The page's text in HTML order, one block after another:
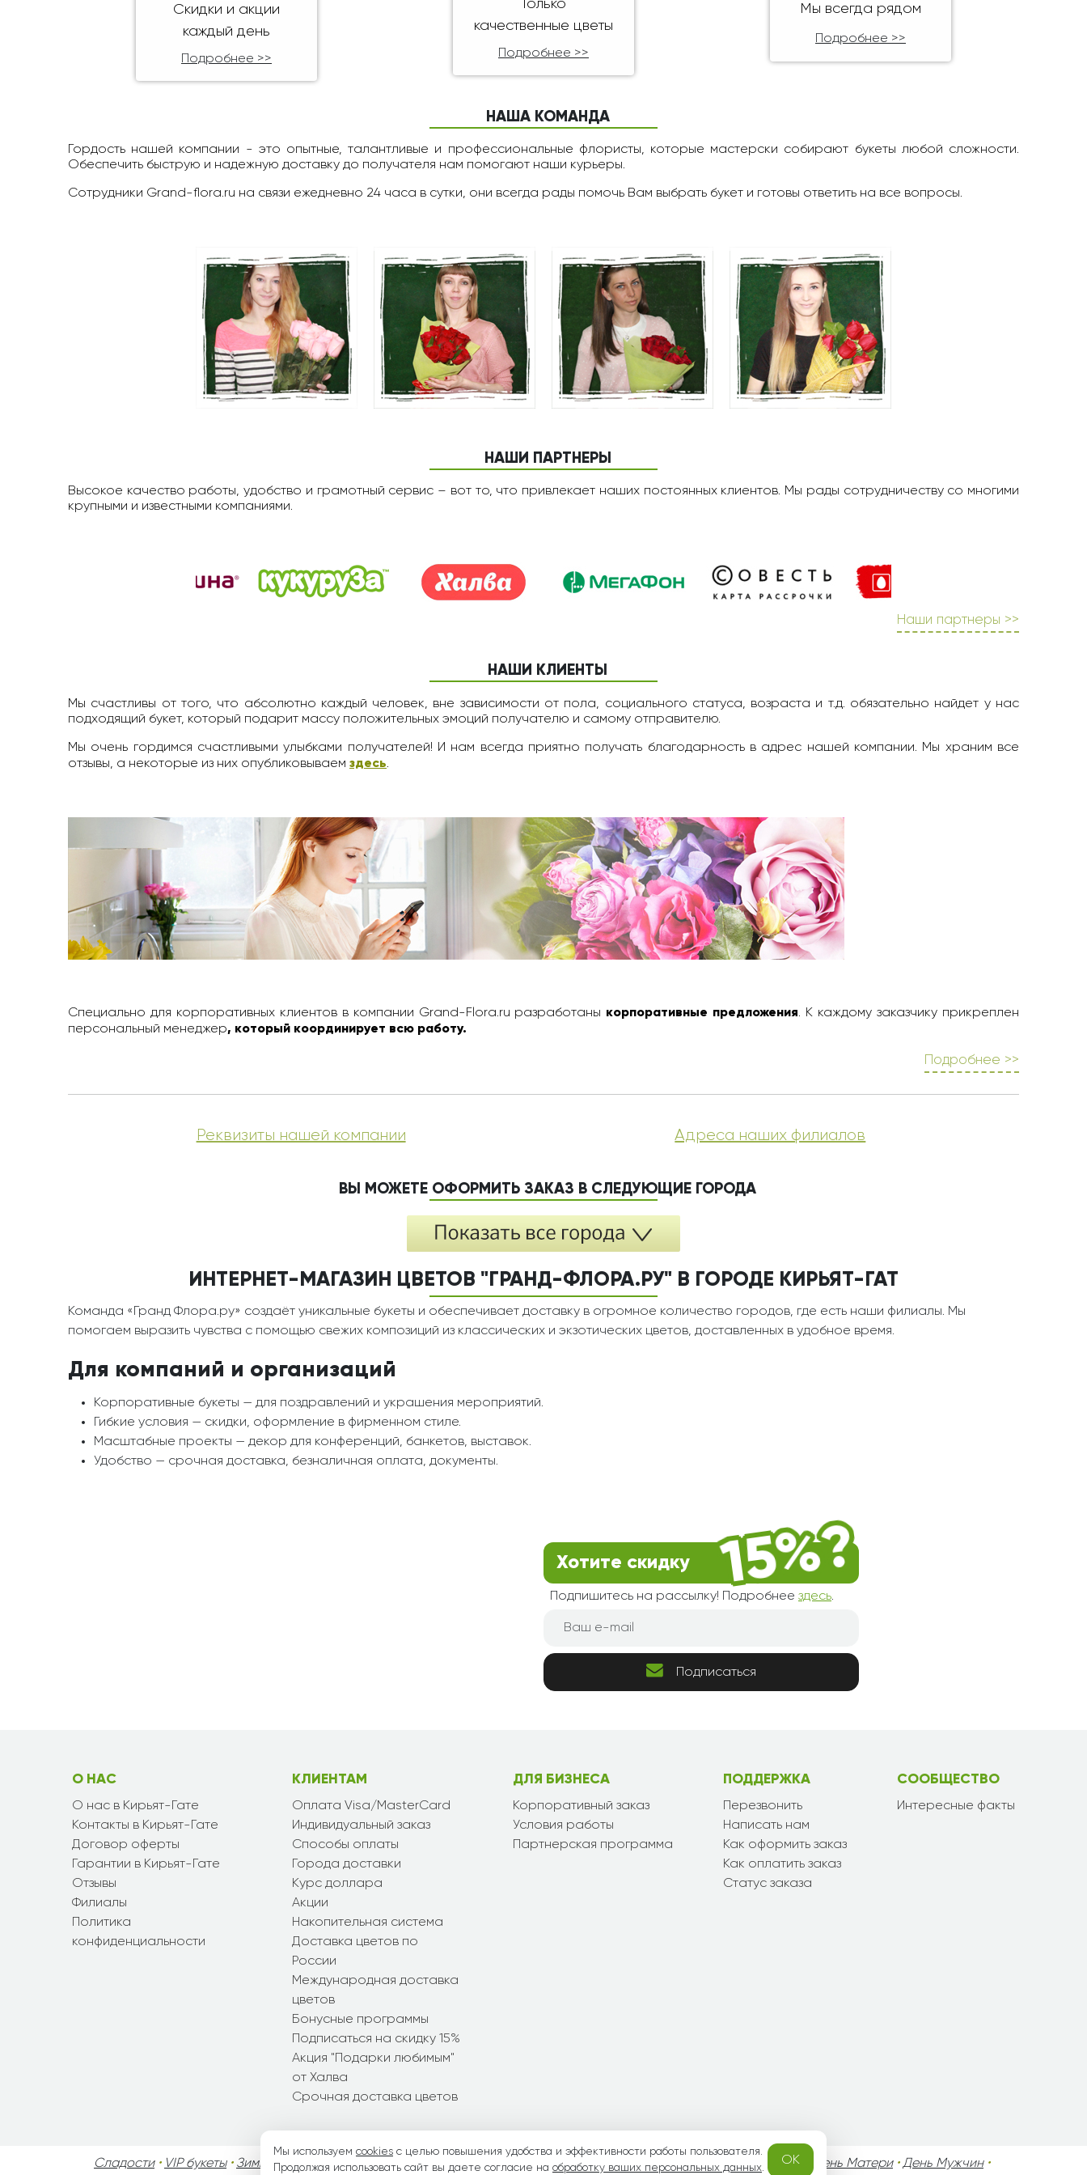
Скидки и акции
каждый день
Подробнее >>
Только
качественные цветы
Подробнее >>
Мы всегда рядом
Подробнее >>
НАША КОМАНДА
Гордость нашей компании - это опытные, талантливые и профессиональные флористы, которые мастерски собирают букеты любой сложности.
Обеспечить быструю и надежную доставку до получателя нам помогают наши курьеры.
Сотрудники Grand-flora.ru на связи ежедневно 24 чаcа в сутки, они всегда рады помочь Вам выбрать букет и готовы ответить на все вопросы.
НАШИ ПАРТНЕРЫ
Высокое качество работы, удобство и грамотный сервис – вот то, что привлекает наших постоянных клиентов. Мы рады сотрудничеству со многими
крупными и известными компаниями.
Наши партнеры >>
НАШИ КЛИЕНТЫ
Мы счастливы от того, что абсолютно каждый человек, вне зависимости от пола, социального статуса, возраста и т.д. обязательно найдет у нас
подходящий букет, который подарит массу положительных эмоций получателю и самому отправителю.
Мы очень гордимся счастливыми улыбками получателей! И нам всегда приятно получать благодарность в адрес нашей компании. Мы храним все
отзывы, а некоторые из них опубликовываем здесь.
Специально для корпоративных клиентов в компании Grand-Flora.ru разработаны корпоративные предложения. К каждому заказчику прикреплен
персональный менеджер, который координирует всю работу.
Подробнее >>
Реквизиты нашей компании Адреса наших филиалов
ВЫ МОЖЕТЕ ОФОРМИТЬ ЗАКАЗ В СЛЕДУЮЩИЕ ГОРОДА
ИНТЕРНЕТ-МАГАЗИН ЦВЕТОВ "ГРАНД-ФЛОРА.РУ" В ГОРОДЕ КИРЬЯТ-ГАТ
Команда «Гранд Флора.ру» создаёт уникальные букеты и обеспечивает доставку в огромное количество городов, где есть наши филиалы. Мы
помогаем выразить чувства с помощью свежих композиций из классических и экзотических цветов, доставленных в удобное время.
Для компаний и организаций
Корпоративные букеты — для поздравлений и украшения мероприятий.
Гибкие условия — скидки, оформление в фирменном стиле.
Масштабные проекты — декор для конференций, банкетов, выставок.
Удобство — срочная доставка, безналичная оплата, документы.
Хотите скидку
Подпишитесь на рассылку! Подробнее здесь.
Подписаться
О НАС
О нас в Кирьят-Гате
Контакты в Кирьят-Гате
Договор оферты
Гарантии в Кирьят-Гате
Отзывы
Филиалы
Политика
конфиденциальности
КЛИЕНТАМ
Оплата Visa/MasterCard
Индивидуальный заказ
Способы оплаты
Города доставки
Курс доллара
Акции
Накопительная система
Доставка цветов по
России
Международная доставка
цветов
Бонусные программы
Подписаться на скидку 15%
Акция "Подарки любимым"
от Халва
Срочная доставка цветов
ДЛЯ БИЗНЕСА
Корпоративный заказ
Условия работы
Партнерская программа
ПОДДЕРЖКА
Перезвонить
Написать нам
Как оформить заказ
Как оплатить заказ
Статус заказа
СООБЩЕСТВО
Интересные факты
Сладости• VIP букеты• Зимние букеты• Осенние букеты • Летние букеты• Весенние букеты •День Святого Валентина День Матери•День Мужчин•
Мы используем cookies с целью повышения удобства и эффективности работы пользователя.
Продолжая использовать сайт вы даете согласие на обработку ваших персональных данных.
OK